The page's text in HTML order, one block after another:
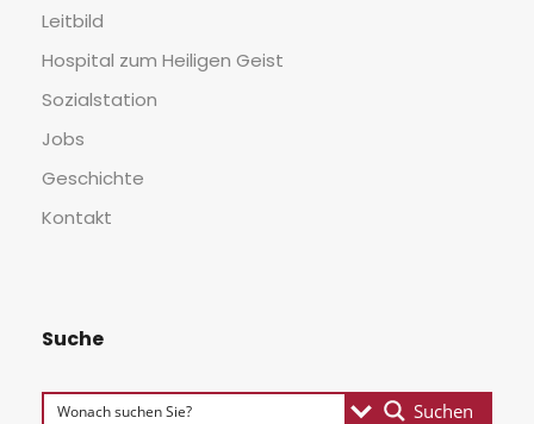
Leit­bild
Hos­pi­tal zum Hei­li­gen Geist
Sozi­al­sta­ti­on
Jobs
Geschich­te
Kon­takt
Suche
Suchen